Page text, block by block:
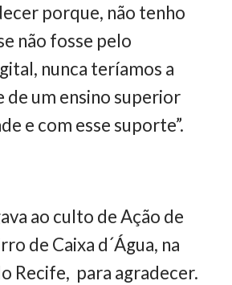
porque, não tenho
não fosse pelo
nunca teríamos a
um ensino superior
e com esse suporte”.
ao culto de Ação de
de Caixa d´Água, na
Recife, para agradecer.